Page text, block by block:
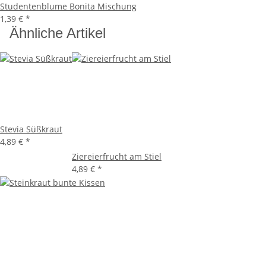
Studentenblume Bonita Mischung
1,39 € *
Ähnliche Artikel
Stevia Süßkraut
4,89 € *
Ziereierfrucht am Stiel
4,89 € *